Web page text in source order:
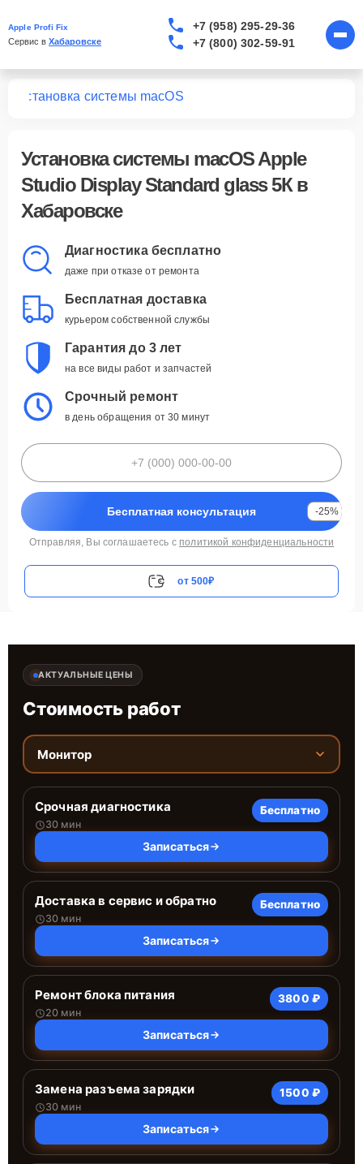
Apple Profi Fix
Сервис в Хабаровске
+7 (958) 295-29-36
+7 (800) 302-59-91
Установка системы macOS
Установка системы macOS Apple
Studio Display Standard glass 5К в
Хабаровске
Диагностика бесплатно
даже при отказе от ремонта
Бесплатная доставка
курьером собственной службы
Гарантия до 3 лет
на все виды работ и запчастей
Срочный ремонт
в день обращения от 30 минут
Бесплатная консультация -25%
Отправляя, Вы соглашаетесь с политикой конфиденциальности
от 500₽
АКТУАЛЬНЫЕ ЦЕНЫ
Стоимость работ
Монитор
Срочная диагностика
30 мин
Бесплатно
Записаться
Доставка в сервис и обратно
30 мин
Бесплатно
Записаться
Ремонт блока питания
20 мин
3800 ₽
Записаться
Замена разъема зарядки
30 мин
1500 ₽
Записаться